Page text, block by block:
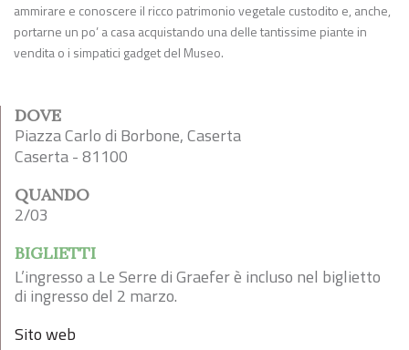
ammirare e conoscere il ricco patrimonio vegetale custodito e, anche,
portarne un po’ a casa acquistando una delle tantissime piante in
vendita o i simpatici gadget del Museo.
DOVE
Piazza Carlo di Borbone, Caserta
Caserta - 81100
QUANDO
2/03
BIGLIETTI
L’ingresso a Le Serre di Graefer è incluso nel biglietto
di ingresso del 2 marzo.
Sito web